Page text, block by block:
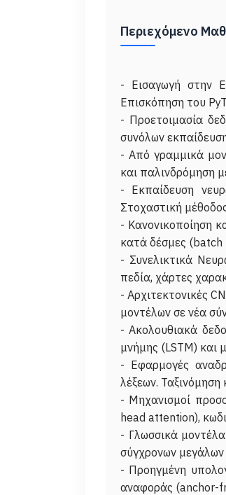
Περιεχόμενο
- Εισαγωγή στην
Επισκόπηση του
- Προετοιμασία
συνόλων
- Από γραμμικά
και παλινδρόμηση
- Εκπαίδευση
Στοχαστική
- Κανονικοποίηση
κατά δέσμες
- Συνελικτικά
πεδία, χάρτες
- Αρχιτεκτονικές
μοντέλων σε νέα
- Ακολουθιακά
μνήμης (LSTM) και
- Εφαρμογές
λέξεων. Ταξινόμηση
- Μηχανισμοί
head attention),
- Γλωσσικά
σύγχρονων
- Προηγμένη
αναφοράς (anchor-